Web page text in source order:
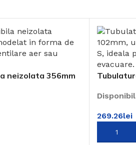
neizolata 356mm
269.26lei
ADAUGĂ